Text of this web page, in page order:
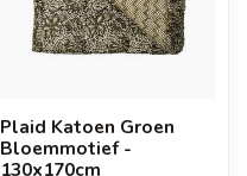
Plaid Katoen Groen
Bloemmotief -
130x170cm